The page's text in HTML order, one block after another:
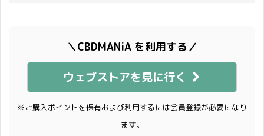
＼CBDMANiA を利用する／
ウェブストアを見に行く
※ご購入ポイントを保有および利用するには会員登録が必要になり
ます。